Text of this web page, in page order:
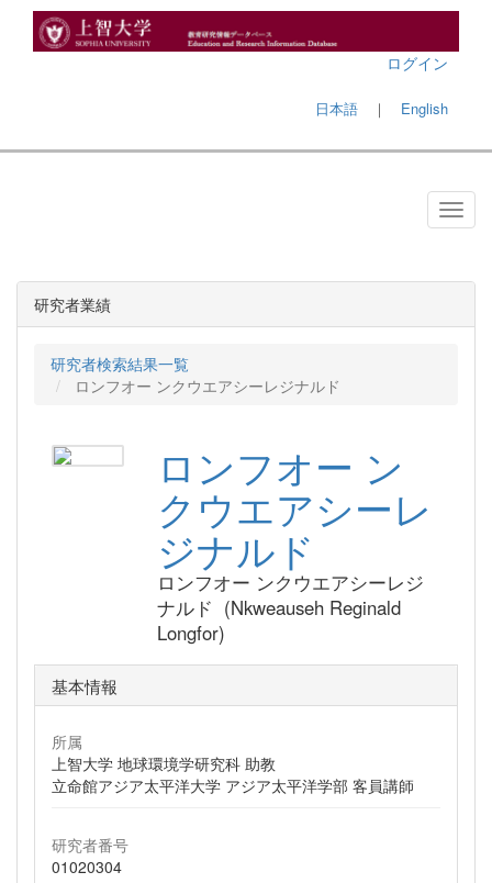
ログイン
日本語 ｜ English
研究者業績
研究者検索結果一覧
ロンフオー ンクウエアシーレジナルド
ロンフオー ン
クウエアシーレ
ジナルド
ロンフオー ンクウエアシーレジ
ナルド (Nkweauseh Reginald
Longfor)
基本情報
所属
上智大学 地球環境学研究科 助教
立命館アジア太平洋大学 アジア太平洋学部 客員講師
研究者番号
01020304